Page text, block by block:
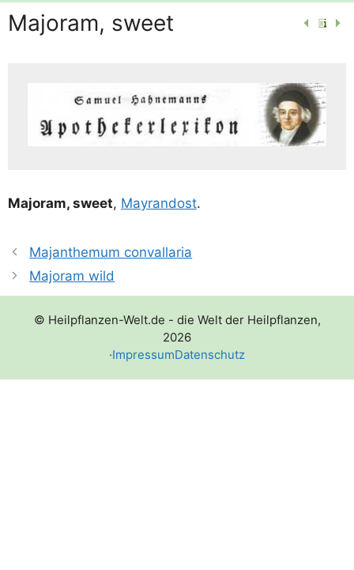
Majoram, sweet
Majo­ram, sweet, May­ran­d­ost.
Majanthemum convallaria
Majoram wild
© Heilpflanzen-Welt.de - die Welt der Heilpflanzen,
2026
·ImpressumDatenschutz